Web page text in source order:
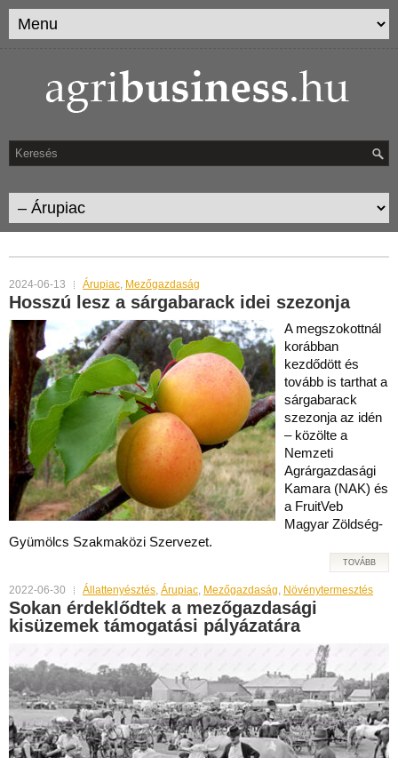
2024-06-13 Árupiac, Mezőgazdaság
Hosszú lesz a sárgabarack idei szezonja
A megszokottnál
korábban
kezdődött és
tovább is tarthat a
sárgabarack
szezonja az idén
– közölte a
Nemzeti
Agrárgazdasági
Kamara (NAK) és
a FruitVeb
Magyar Zöldség-
Gyümölcs Szakmaközi Szervezet.
TOVÁBB
2022-06-30 Állattenyésztés, Árupiac, Mezőgazdaság, Növénytermesztés
Sokan érdeklődtek a mezőgazdasági
kisüzemek támogatási pályázatára